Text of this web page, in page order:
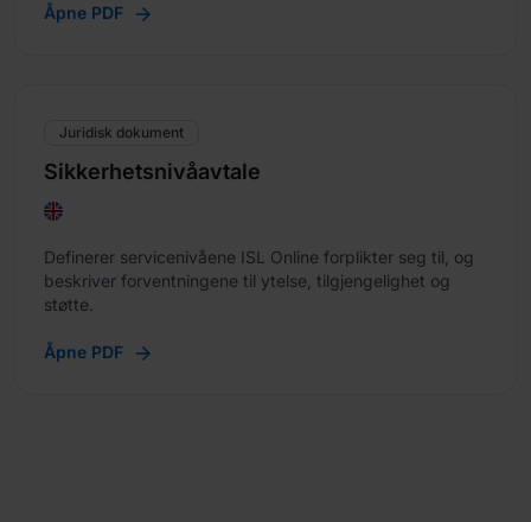
Åpne PDF
Juridisk dokument
Sikkerhetsnivåavtale
Definerer servicenivåene ISL Online forplikter seg til, og
beskriver forventningene til ytelse, tilgjengelighet og
støtte.
Åpne PDF